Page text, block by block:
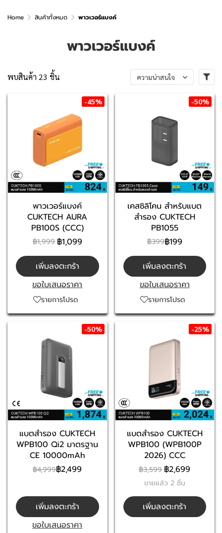
Home สินค้าทั้งหมด พาวเวอร์แบงค์
พาวเวอร์แบงค์
พบสินค้า 23 ชิ้น ความน่าสนใจ
-45%
พาวเวอร์แบงค์
CUKTECH AURA
PB100S (CCC)
฿1,999 ฿1,099
เพิ่มลงตะกร้า
ขอใบเสนอราคา
รายการโปรด
-50%
เคสซิลิโคน สำหรับแบต
สำรอง CUKTECH
PB1055
฿399฿199
เพิ่มลงตะกร้า
ขอใบเสนอราคา
รายการโปรด
-50%
แบตสำรอง CUKTECH
WPB100 Qi2 มาตรฐาน
CE 10000mAh
฿4,999฿2,499
เพิ่มลงตะกร้า
ขอใบเสนอราคา
-25%
แบตสำรอง CUKTECH
WPB100 (WPB100P
2026) CCC
฿3,599 ฿2,699
ขายแล้ว 2 ชิ้น
เพิ่มลงตะกร้า